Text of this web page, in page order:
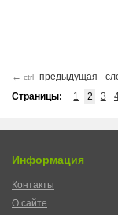
← ctrl предыдущая
Страницы:
1 2 3
Информация
Контакты
О сайте